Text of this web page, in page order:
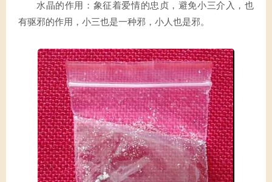
水晶的作用：象征着爱情的忠贞，避免小三介入，也
有驱邪的作用，小三也是一种邪，小人也是邪。